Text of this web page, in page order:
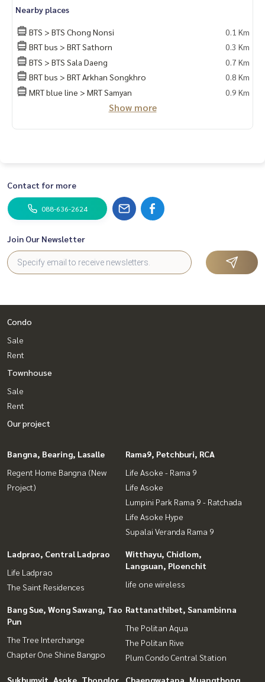
Nearby places
BTS > BTS Chong Nonsi
0.1 Km
BRT bus > BRT Sathorn
0.3 Km
BTS > BTS Sala Daeng
0.7 Km
BRT bus > BRT Arkhan Songkhro
0.8 Km
MRT blue line > MRT Samyan
0.9 Km
Show more
Contact for more
088-636-2624
Join Our Newsletter
Condo
Sale
Rent
Townhouse
Sale
Rent
Our project
Bangna, Bearing, Lasalle
Regent Home Bangna (New
Project)
Rama9, Petchburi, RCA
Life Asoke - Rama 9
Life Asoke
Lumpini Park Rama 9 - Ratchada
Life Asoke Hype
Supalai Veranda Rama 9
Ladprao, Central Ladprao
Life Ladprao
The Saint Residences
Witthayu, Chidlom,
Langsuan, Ploenchit
life one wireless
Bang Sue, Wong Sawang, Tao
Pun
The Tree Interchange
Chapter One Shine Bangpo
Rattanathibet, Sanambinna
The Politan Aqua
The Politan Rive
Plum Condo Central Station
Sukhumvit, Asoke, Thonglor Chaengwatana, Muangthong